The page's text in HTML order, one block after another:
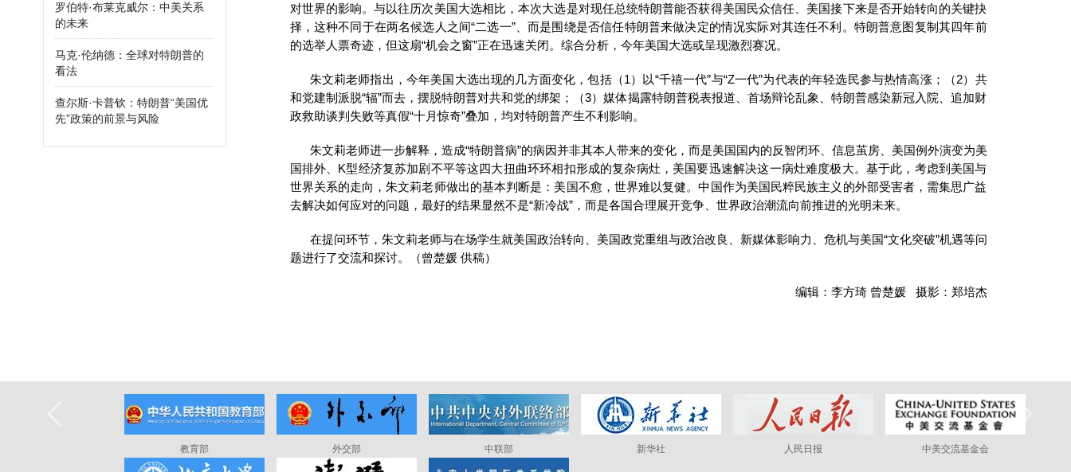
罗伯特·布莱克威尔：中美关系
的未来
马克·伦纳德：全球对特朗普的
看法
查尔斯·卡普钦：特朗普“美国优
先”政策的前景与风险
对世界的影响。与以往历次美国大选相比，本次大选是对现任总统特朗普能否获得美国民众信任、美国接下来是否开始转向的关键抉
择，这种不同于在两名候选人之间“二选一”、而是围绕是否信任特朗普来做决定的情况实际对其连任不利。特朗普意图复制其四年前
的选举人票奇迹，但这扇“机会之窗”正在迅速关闭。综合分析，今年美国大选或呈现激烈赛况。
朱文莉老师指出，今年美国大选出现的几方面变化，包括（1）以“千禧一代”与“Z一代”为代表的年轻选民参与热情高涨；（2）共
和党建制派脱“辐”而去，摆脱特朗普对共和党的绑架；（3）媒体揭露特朗普税表报道、首场辩论乱象、特朗普感染新冠入院、追加财
政救助谈判失败等真假“十月惊奇”叠加，均对特朗普产生不利影响。
朱文莉老师进一步解释，造成“特朗普病”的病因并非其本人带来的变化，而是美国国内的反智闭环、信息茧房、美国例外演变为美
国排外、K型经济复苏加剧不平等这四大扭曲环环相扣形成的复杂病灶，美国要迅速解决这一病灶难度极大。基于此，考虑到美国与
世界关系的走向，朱文莉老师做出的基本判断是：美国不愈，世界难以复健。中国作为美国民粹民族主义的外部受害者，需集思广益
去解决如何应对的问题，最好的结果显然不是“新冷战”，而是各国合理展开竞争、世界政治潮流向前推进的光明未来。
在提问环节，朱文莉老师与在场学生就美国政治转向、美国政党重组与政治改良、新媒体影响力、危机与美国“文化突破”机遇等问
题进行了交流和探讨。（曾楚媛 供稿）
编辑：李方琦 曾楚媛 摄影：郑培杰
教育部 外交部 中联部 新华社 人民日报 中美交流基金会